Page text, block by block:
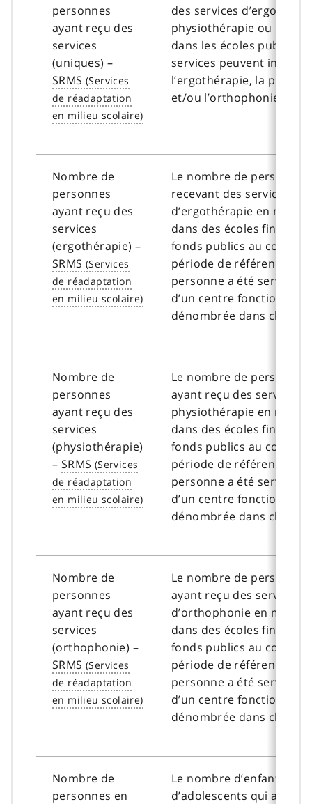
personnes
ayant reçu des
services
(uniques) –
SRMS
des services
physiothérapie ou
dans les écoles
services peuvent inclure
l’ergothérapie, la
et/ou l’orthophonie.
Nombre de
personnes
ayant reçu des
services
(ergothérapie) –
SRMS
Le nombre de
recevant des services
d’ergothérapie en milieu
dans des écoles
fonds publics au cours
période de référence. Si
personne a été servie
d’un centre fonctionnel,
dénombrée dans
Nombre de
personnes
ayant reçu des
services
(physiothérapie)
– SRMS
Le nombre de
ayant reçu des services
physiothérapie en milieu
dans des écoles
fonds publics au cours
période de référence. Si
personne a été servie
d’un centre fonctionnel,
dénombrée dans
Nombre de
personnes
ayant reçu des
services
(orthophonie) –
SRMS
Le nombre de
ayant reçu des services
d’orthophonie en milieu
dans des écoles
fonds publics au cours
période de référence. Si
personne a été servie
d’un centre fonctionnel,
dénombrée dans
Nombre de
personnes en
Le nombre d’enfants ou
d’adolescents qui